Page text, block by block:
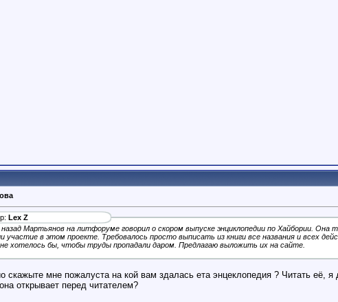
Lex Z
Мартьянов на литфоруме говорил о скором выпуске энциклопедии по Хайбории. Она
участие в этом проекте. Требовалось просто выписать из книги все названия и всех
хотелось бы, чтобы труды пропадали даром. Предлагаю выложить их на сайте.
мне пожалуста на кой вам здалась ета энцеклопедия ? Читать её,
открывает перед читателем?